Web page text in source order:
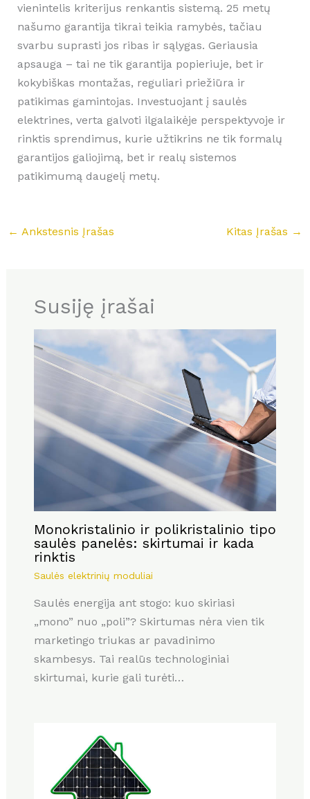
vienintelis kriterijus renkantis sistemą. 25 metų
našumo garantija tikrai teikia ramybės, tačiau
svarbu suprasti jos ribas ir sąlygas. Geriausia
apsauga – tai ne tik garantija popieriuje, bet ir
kokybiškas montažas, reguliari priežiūra ir
patikimas gamintojas. Investuojant į saulės
elektrines, verta galvoti ilgalaikėje perspektyvoje ir
rinktis sprendimus, kurie užtikrins ne tik formalų
garantijos galiojimą, bet ir realų sistemos
patikimumą daugelį metų.
← Ankstesnis Įrašas Kitas Įrašas →
Susiję įrašai
Monokristalinio ir polikristalinio tipo
saulės panelės: skirtumai ir kada
rinktis
Saulės elektrinių moduliai
Saulės energija ant stogo: kuo skiriasi
„mono” nuo „poli”? Skirtumas nėra vien tik
marketingo triukas ar pavadinimo
skambesys. Tai realūs technologiniai
skirtumai, kurie gali turėti…